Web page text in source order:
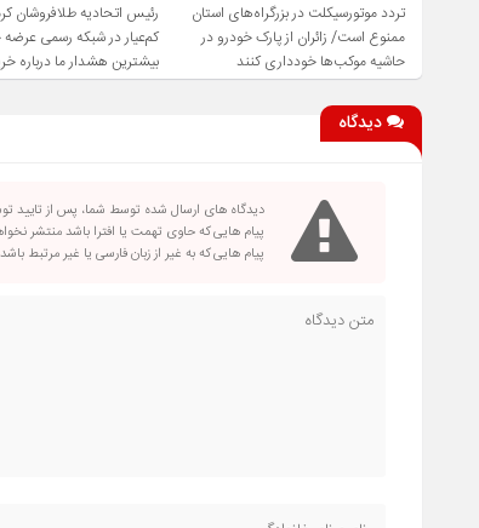
تردد موتورسیکلت در بزرگراه‌های استان
ممنوع است/ زائران از پارک خودرو در
حاشیه موکب‌ها خودداری کنند
رئیس اتحادیه طلافروشان
کم‌عیار در شبکه رسمی عرضه
بیشترین هشدار ما درباره
فاقد صلاحیت است
دیدگاه
دیدگاه های ارسال شده توسط شما، پس از تایید
پیام هایی که حاوی تهمت یا افترا باشد منتشر
پیام هایی که به غیر از زبان فارسی یا غیر مرتبط